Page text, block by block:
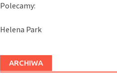
Polecamy:
Helena Park
ARCHIWA